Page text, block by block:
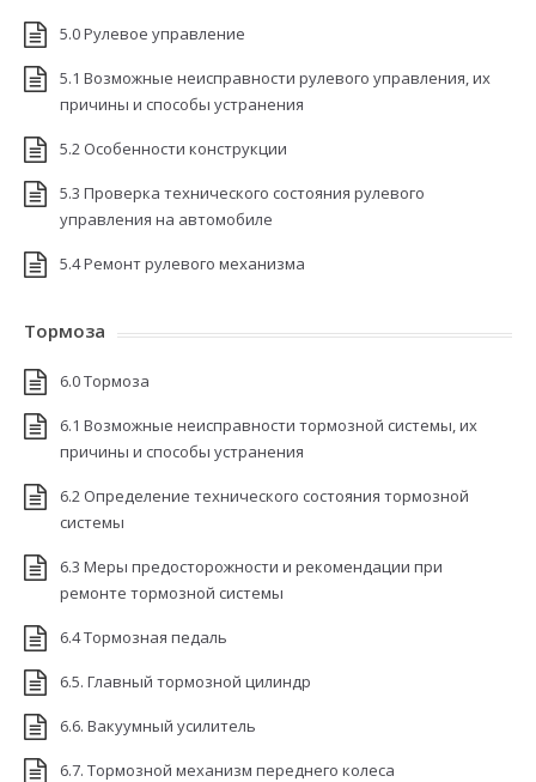
5.0 Рулевое управление
5.1 Возможные неисправности рулевого управления, их
причины и способы устранения
5.2 Особенности конструкции
5.3 Проверка технического состояния рулевого
управления на автомобиле
5.4 Ремонт рулевого механизма
Тормоза
6.0 Тормоза
6.1 Возможные неисправности тормозной системы, их
причины и способы устранения
6.2 Определение технического состояния тормозной
системы
6.3 Меры предосторожности и рекомендации при
ремонте тормозной системы
6.4 Тормозная педаль
6.5. Главный тормозной цилиндр
6.6. Вакуумный усилитель
6.7. Тормозной механизм переднего колеса